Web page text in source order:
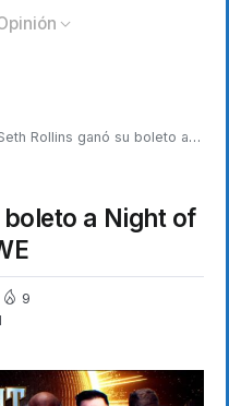
Rollins ganó su boleto a Night of Champions de la WWE
a Night of
9